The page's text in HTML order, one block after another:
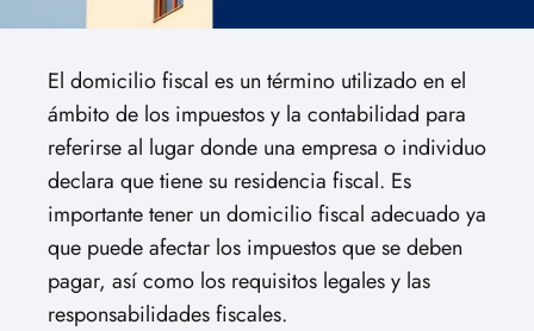
El domicilio fiscal es un término utilizado en el
ámbito de los impuestos y la contabilidad para
referirse al lugar donde una empresa o individuo
declara que tiene su residencia fiscal. Es
importante tener un domicilio fiscal adecuado ya
que puede afectar los impuestos que se deben
pagar, así como los requisitos legales y las
responsabilidades fiscales.